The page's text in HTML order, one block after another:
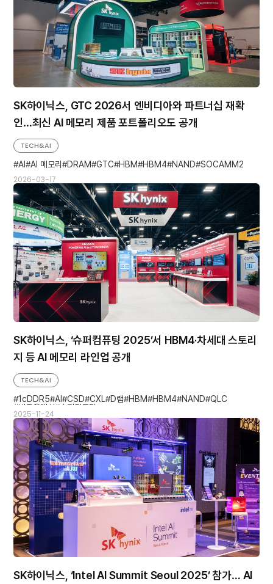
SK하이닉스, GTC 2026서 엔비디아와 파트너십 재확
인…최신 AI 메모리 제품 포트폴리오도 공개
2026-03-17
TECH&AI
AI
AI 메모리 DRAM GTC HBM HBM4 NAND SOCAMM2
SK하이닉스, ‘슈퍼컴퓨팅 2025’서 HBM4·차세대 스토리
지 등 AI 메모리 라인업 공개
2025-11-24
TECH&AI
1cDDR5 AI CSD CXL D램 HBM HBM4 NAND QLC
낸드플래시
슈퍼컴퓨팅
SK하이닉스, ‘Intel AI Summit Seoul 2025’ 참가… AI